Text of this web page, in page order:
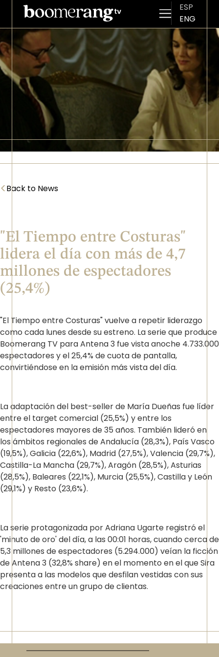
Skip to main content
ESP
ENG
Imagen
<Back to News
"El Tiempo entre Costuras"
lidera el día con más de 4,7
millones de espectadores
(25,4%)
"El Tiempo entre Costuras" vuelve a repetir liderazgo
como cada lunes desde su estreno. La serie que produce
Boomerang TV para Antena 3 fue vista anoche 4.733.000
espectadores y el 25,4% de cuota de pantalla,
convirtiéndose en la emisión más vista del día.
La adaptación del best-seller de María Dueñas fue líder
entre el target comercial (25,5%) y entre los
espectadores mayores de 35 años. También lideró en
los ámbitos regionales de Andalucía (28,3%), País Vasco
(19,5%), Galicia (22,6%), Madrid (27,5%), Valencia (29,7%),
Castilla-La Mancha (29,7%), Aragón (28,5%), Asturias
(28,5%), Baleares (22,1%), Murcia (25,5%), Castilla y León
(29,1%) y Resto (23,6%).
La serie protagonizada por Adriana Ugarte registró el
'minuto de oro' del día, a las 00:01 horas, cuando cerca de
5,3 millones de espectadores (5.294.000) veían la ficción
de Antena 3 (32,8% share) en el momento en el que Sira
presenta a las modelos que desfilan vestidas con sus
creaciones entre un grupo de clientas.